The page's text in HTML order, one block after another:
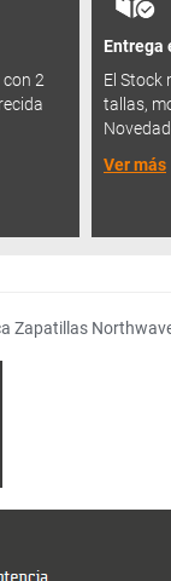
2
Entrega
El Stock
tallas,
Ver más
Zapatillas